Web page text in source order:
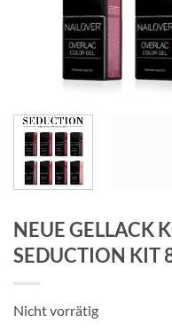
NEUE GELLACK
SEDUCTION KIT
Nicht vorrätig